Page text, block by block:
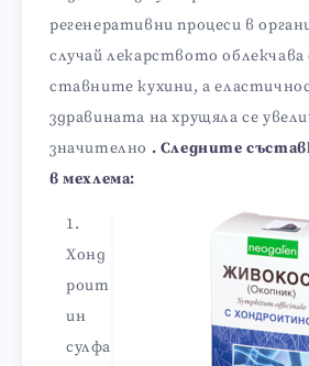
регенеративни процеси в
случай лекарството
ставните кухини, а
здравината на хрущяла се
значително . Следните
в мехлема:
Хонд
роит
ин
сулфа